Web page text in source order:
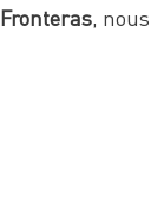
Fronteras,